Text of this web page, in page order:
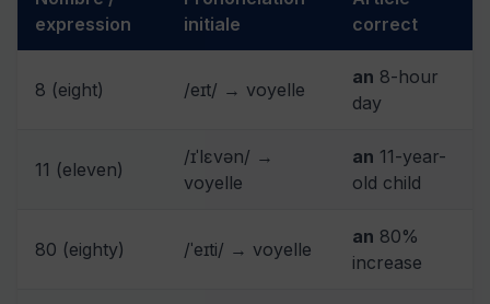
expression
initiale
correct
8 (eight) /eɪt/ → voyelle
an 8-hour
day
11 (eleven)
/ɪˈlɛvən/ →
voyelle
an 11-year-
old child
80 (eighty) /ˈeɪti/ → voyelle
an 80%
increase